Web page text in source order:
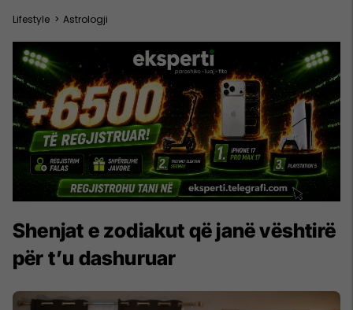
Lifestyle > Astrologji
Shenjat e zodiakut që janë vështirë
për t’u dashuruar